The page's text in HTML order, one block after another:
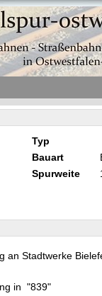
Typ
Bauart
Spurweite
an Stadtwerke
in "839"